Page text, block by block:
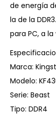
de energía
la de la
para PC, a
Marca:
Modelo:
Serie: Beast
Tipo: DDR4